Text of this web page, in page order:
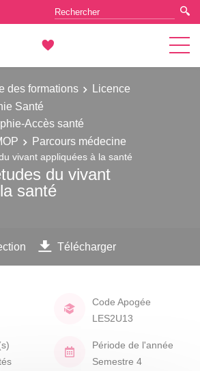
des formations
Licence
Santé
Accès santé
Parcours médecine
vivant appliquées à la santé
du vivant
santé
Télécharger
Code Apogée
LES2U13
Période de l'année
Semestre 4